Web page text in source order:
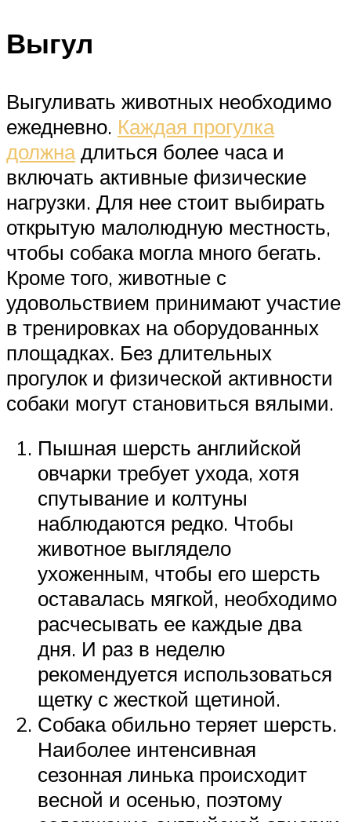
Выгул
Выгуливать животных необходимо
ежедневно. Каждая прогулка
должнадлиться более часа и
включать активные физические
нагрузки. Для нее стоит выбирать
открытую малолюдную местность,
чтобы собака могла много бегать.
Кроме того, животные с
удовольствием принимают участие
в тренировках на оборудованных
площадках. Без длительных
прогулок и физической активности
собаки могут становиться вялыми.
Пышная шерсть английской
овчарки требует ухода, хотя
спутывание и колтуны
наблюдаются редко. Чтобы
животное выглядело
ухоженным, чтобы его шерсть
оставалась мягкой, необходимо
расчесывать ее каждые два
дня. И раз в неделю
рекомендуется использоваться
щетку с жесткой щетиной.
Собака обильно теряет шерсть.
Наиболее интенсивная
сезонная линька происходит
весной и осенью, поэтому